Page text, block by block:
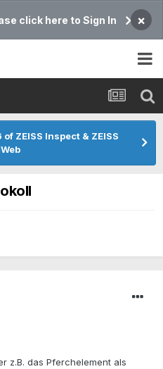
click here to Sign In ×
ZEISS Inspect & ZEISS
z.B. das Pferchelement als